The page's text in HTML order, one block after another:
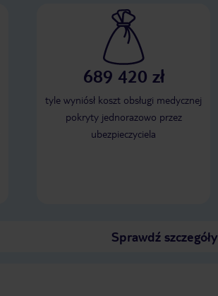
689 420 zł
tyle wyniósł koszt obsługi medycznej
pokryty jednorazowo przez
ubezpieczyciela
Sprawdź